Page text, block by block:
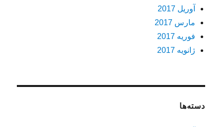
آوریل 2017
مارس 2017
فوریه 2017
ژانویه 2017
دسته‌ها